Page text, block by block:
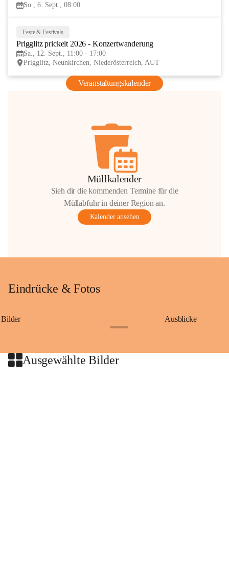
So., 6. Sept., 08:00
Feste & Festivals
Prigglitz prickelt 2026 - Konzertwanderung
Sa., 12. Sept., 11:00 - 17:00
Prigglitz, Neunkirchen, Niederösterreich, AUT
Veranstaltungskalender
Müllkalender
Sieh dir die kommenden Termine für die
Müllabfuhr in deiner Region an.
Kalender ansehen
Eindrücke & Fotos
Bilder Ausblicke
Ausgewählte Bilder